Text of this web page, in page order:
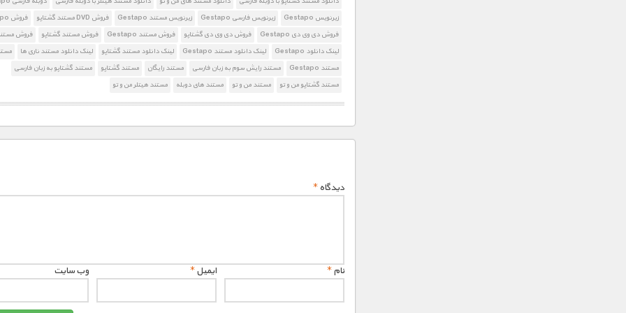
زیرنویس Gestapo
زیرنویس فارسی Gestapo زیرنویس مستند Gestapo فروش DVD مستند گشتاپو
فروش Gestapo
فروش دی وی دی Gestapo
فروش دی وی دی گشتاپو فروش مستند Gestapo فروش مستند گشتاپو
فروش
لینک دانلود Gestapo
لینک دانلود مستند Gestapo لینک دانلود مستند گشتاپو لینک دانلود مستند ناری ها
مستند Gestapo
مستند رایش سوم به زبان فارسی مستند رایگان مستند گشتاپو
مستند گشتاپو به زبان فارسی
مستند گشتاپو من و تو
مستند من و تو مستند های دوبله مستند هیتلر من و تو
دیدگاه*
نام* ایمیل* وب‌ سایت